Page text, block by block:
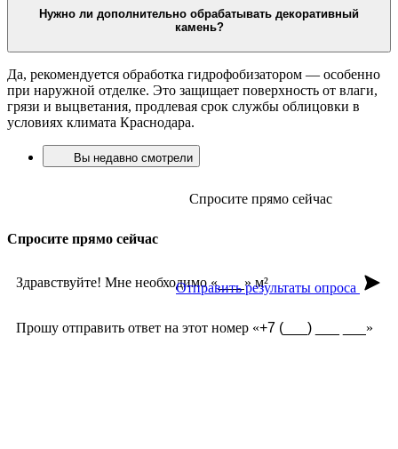
Нужно ли дополнительно обрабатывать декоративный
камень?
Да, рекомендуется обработка гидрофобизатором — особенно
при наружной отделке. Это защищает поверхность от влаги,
грязи и выцветания, продлевая срок службы облицовки в
условиях климата Краснодара.
Вы недавно смотрели
Спросите прямо сейчас
Спросите прямо сейчас
Здравствуйте! Мне необходимо « » м²
Прошу отправить ответ на этот номер « »
Отправить результаты опроса